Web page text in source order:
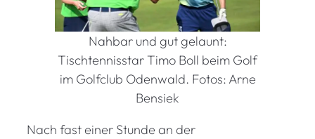
Nahbar und gut gelaunt:
Tischtennisstar Timo Boll beim Golf
im Golfclub Odenwald. Fotos: Arne
Bensiek
Nach fast einer Stunde an der